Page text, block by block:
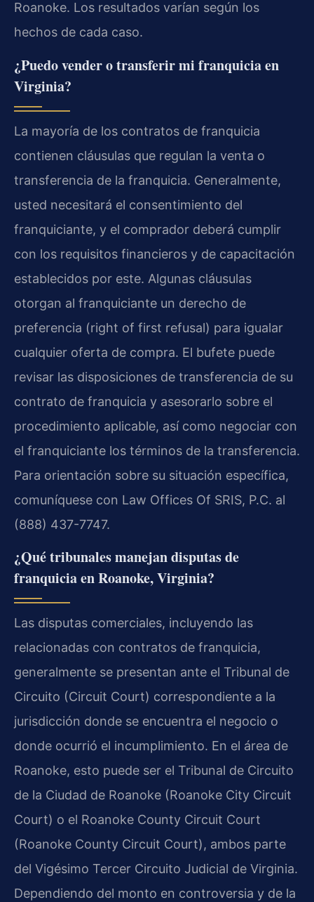
Roanoke. Los resultados varían según los
hechos de cada caso.
¿Puedo vender o transferir mi franquicia en
Virginia?
La mayoría de los contratos de franquicia
contienen cláusulas que regulan la venta o
transferencia de la franquicia. Generalmente,
usted necesitará el consentimiento del
franquiciante, y el comprador deberá cumplir
con los requisitos financieros y de capacitación
establecidos por este. Algunas cláusulas
otorgan al franquiciante un derecho de
preferencia (right of first refusal) para igualar
cualquier oferta de compra. El bufete puede
revisar las disposiciones de transferencia de su
contrato de franquicia y asesorarlo sobre el
procedimiento aplicable, así como negociar con
el franquiciante los términos de la transferencia.
Para orientación sobre su situación específica,
comuníquese con Law Offices Of SRIS, P.C. al
(888) 437-7747.
¿Qué tribunales manejan disputas de
franquicia en Roanoke, Virginia?
Las disputas comerciales, incluyendo las
relacionadas con contratos de franquicia,
generalmente se presentan ante el Tribunal de
Circuito (Circuit Court) correspondiente a la
jurisdicción donde se encuentra el negocio o
donde ocurrió el incumplimiento. En el área de
Roanoke, esto puede ser el Tribunal de Circuito
de la Ciudad de Roanoke (Roanoke City Circuit
Court) o el Roanoke County Circuit Court
(Roanoke County Circuit Court), ambos parte
del Vigésimo Tercer Circuito Judicial de Virginia.
Dependiendo del monto en controversia y de la